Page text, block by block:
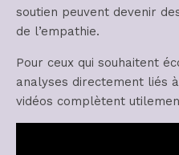
soutien peuvent devenir
de l’empathie.
Pour ceux qui souhaitent
analyses directement liés
vidéos complètent